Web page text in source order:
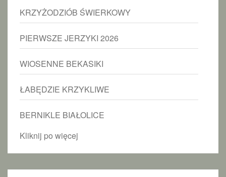
KRZYŻODZIÓB ŚWIERKOWY
PIERWSZE JERZYKI 2026
WIOSENNE BEKASIKI
ŁABĘDZIE KRZYKLIWE
BERNIKLE BIAŁOLICE
Kliknij po więcej